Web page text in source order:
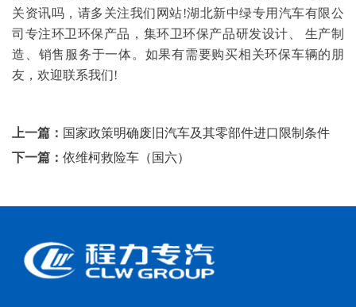
关资讯吗，请多关注我们网站!湖北新中绿专用汽车有限公
司专注环卫环保产品，集环卫环保产品研发设计、 生产制
造、销售服务于一体。如果有需要购买相关环保车辆的朋
友，欢迎联系我们!
上一篇： 国家政策明确废旧汽车及其零部件进口限制条件
下一篇： 依维柯救险车（国六）